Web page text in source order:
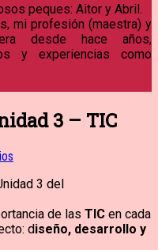
peques: Aitor y Abril.
mi profesión (maestra) y
desde hace años,
y experiencias como
3 – TIC
3 del
de las TIC en cada
diseño, desarrollo y